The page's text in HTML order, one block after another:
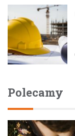
Polecamy